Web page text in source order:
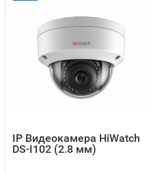
IP Видеокамера HiWatch
DS-I102 (2.8 мм)